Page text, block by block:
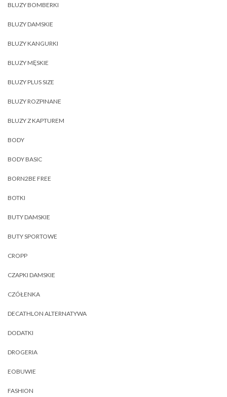
BLUZY BOMBERKI
BLUZY DAMSKIE
BLUZY KANGURKI
BLUZY MĘSKIE
BLUZY PLUS SIZE
BLUZY ROZPINANE
BLUZY Z KAPTUREM
BODY
BODY BASIC
BORN2BE FREE
BOTKI
BUTY DAMSKIE
BUTY SPORTOWE
CROPP
CZAPKI DAMSKIE
CZÓŁENKA
DECATHLON ALTERNATYWA
DODATKI
DROGERIA
EOBUWIE
FASHION